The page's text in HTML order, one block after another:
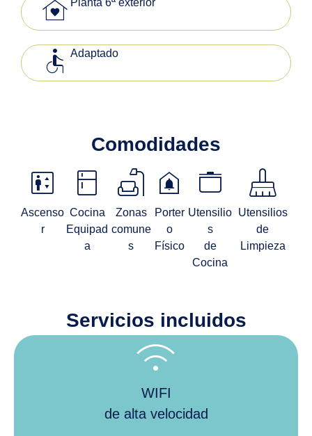
family_home Planta 6ª exterior
accessible Adaptado
Comodidades
elevator
Ascenso
r
kitchen
Cocina
Equipad
a
scene
Zonas
comune
s
doorbell
Porter
o
Físico
stockpot
Utensilio
s
de
Cocina
mop
Utensilios
de
Limpieza
Servicios incluidos
wifi
WIFI
de alta velocidad